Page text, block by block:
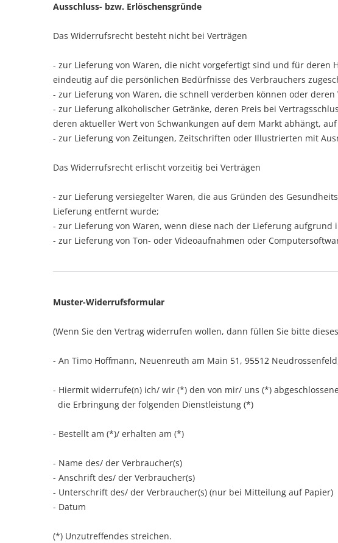
Ausschluss- bzw. Erlöschensgründe
Das Widerrufsrecht besteht nicht bei Verträgen
- zur Lieferung von Waren, die nicht vorgefertigt sind und für
eindeutig auf die persönlichen Bedürfnisse des Verbrauchers
- zur Lieferung von Waren, die schnell verderben können oder
- zur Lieferung alkoholischer Getränke, deren Preis bei
deren aktueller Wert von Schwankungen auf dem Markt abhängt,
- zur Lieferung von Zeitungen, Zeitschriften oder Illustrierten mit
Das Widerrufsrecht erlischt vorzeitig bei Verträgen
- zur Lieferung versiegelter Waren, die aus Gründen des
Lieferung entfernt wurde;
- zur Lieferung von Waren, wenn diese nach der Lieferung
- zur Lieferung von Ton- oder Videoaufnahmen oder
Muster-Widerrufsformular
(Wenn Sie den Vertrag widerrufen wollen, dann füllen Sie bitte
- An Timo Hoffmann, Neuenreuth am Main 51, 95512 Neudrossenfeld
- Hiermit widerrufe(n) ich/ wir (*) den von mir/ uns (*)
die Erbringung der folgenden Dienstleistung (*)
- Bestellt am (*)/ erhalten am (*)
- Name des/ der Verbraucher(s)
- Anschrift des/ der Verbraucher(s)
- Unterschrift des/ der Verbraucher(s) (nur bei Mitteilung auf Papier)
- Datum
(*) Unzutreffendes streichen.